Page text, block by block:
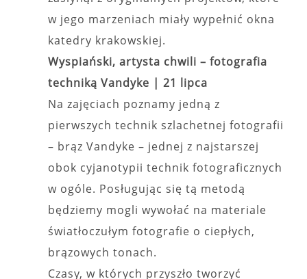
w jego marzeniach miały wypełnić okna
katedry krakowskiej.
Wyspiański, artysta chwili – fotografia
techniką Vandyke | 21 lipca
Na zajęciach poznamy jedną z
pierwszych technik szlachetnej fotografii
– brąz Vandyke – jednej z najstarszej
obok cyjanotypii technik fotograficznych
w ogóle. Posługując się tą metodą
będziemy mogli wywołać na materiale
światłoczułym fotografie o ciepłych,
brązowych tonach.
Czasy, w których przyszło tworzyć